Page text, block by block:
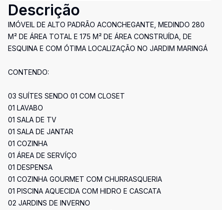
Descrição
IMÓVEIL DE ALTO PADRÃO ACONCHEGANTE, MEDINDO 280
M² DE ÁREA TOTAL E 175 M² DE ÁREA CONSTRUÍDA, DE
ESQUINA E COM ÓTIMA LOCALIZAÇÃO NO JARDIM MARINGÁ
CONTENDO:
03 SUÍTES SENDO 01 COM CLOSET
01 LAVABO
01 SALA DE TV
01 SALA DE JANTAR
01 COZINHA
01 ÁREA DE SERVÍÇO
01 DESPENSA
01 COZINHA GOURMET COM CHURRASQUERIA
01 PISCINA AQUECIDA COM HIDRO E CASCATA
02 JARDINS DE INVERNO